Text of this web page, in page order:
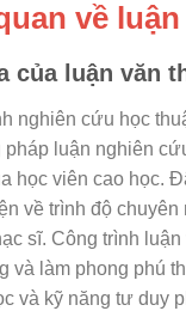
về
của luận văn
nghiên cứu học
luận nghiên
học viên cao học.
về trình độ
sĩ. Công trình
và làm phong phú
và kỹ năng tư duy